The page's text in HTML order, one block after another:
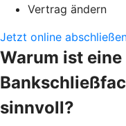
Vertrag ändern
Jetzt online
Warum ist eine
sinnvoll?